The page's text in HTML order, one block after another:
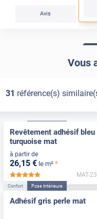
Avis
Vous
31 référence(s)
Revêtement adhésif bleu
turquoise mat
à partir de
26,15 € le m² *
*****
MAT-
Confort Pose Intérieure
Adhésif gris perle mat